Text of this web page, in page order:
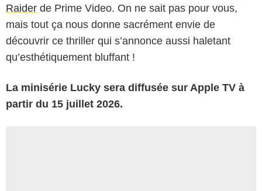
Raider de Prime Video. On ne sait pas pour vous,
mais tout ça nous donne sacrément envie de
découvrir ce thriller qui s’annonce aussi haletant
qu’esthétiquement bluffant !
La minisérie Lucky sera diffusée sur Apple TV à
partir du 15 juillet 2026.